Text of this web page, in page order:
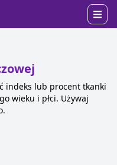
indeks lub procent tkanki
wieku i płci. Używaj